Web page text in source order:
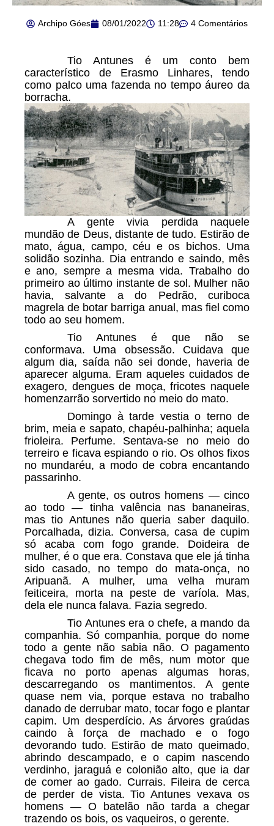
Archipo Góes 08/01/2022 11:28 4 Comentários
Tio Antunes é um conto bem
característico de Erasmo Linhares, tendo
como palco uma fazenda no tempo áureo da
borracha.
A gente vivia perdida naquele
mundão de Deus, distante de tudo. Estirão de
mato, água, campo, céu e os bichos. Uma
solidão sozinha. Dia entrando e saindo, mês
e ano, sempre a mesma vida. Trabalho do
primeiro ao último instante de sol. Mulher não
havia, salvante a do Pedrão, curiboca
magrela de botar barriga anual, mas fiel como
todo ao seu homem.
Tio Antunes é que não se
conformava. Uma obsessão. Cuidava que
algum dia, saída não sei donde, haveria de
aparecer alguma. Eram aqueles cuidados de
exagero, dengues de moça, fricotes naquele
homenzarrão sorvertido no meio do mato.
Domingo à tarde vestia o terno de
brim, meia e sapato, chapéu-palhinha; aquela
frioleira. Perfume. Sentava-se no meio do
terreiro e ficava espiando o rio. Os olhos fixos
no mundaréu, a modo de cobra encantando
passarinho.
A gente, os outros homens — cinco
ao todo — tinha valência nas bananeiras,
mas tio Antunes não queria saber daquilo.
Porcalhada, dizia. Conversa, casa de cupim
só acaba com fogo grande. Doideira de
mulher, é o que era. Constava que ele já tinha
sido casado, no tempo do mata-onça, no
Aripuanã. A mulher, uma velha muram
feiticeira, morta na peste de varíola. Mas,
dela ele nunca falava. Fazia segredo.
Tio Antunes era o chefe, a mando da
companhia. Só companhia, porque do nome
todo a gente não sabia não. O pagamento
chegava todo fim de mês, num motor que
ficava no porto apenas algumas horas,
descarregando os mantimentos. A gente
quase nem via, porque estava no trabalho
danado de derrubar mato, tocar fogo e plantar
capim. Um desperdício. As árvores graúdas
caindo à força de machado e o fogo
devorando tudo. Estirão de mato queimado,
abrindo descampado, e o capim nascendo
verdinho, jaraguá e colonião alto, que ia dar
de comer ao gado. Currais. Fileira de cerca
de perder de vista. Tio Antunes vexava os
homens — O batelão não tarda a chegar
trazendo os bois, os vaqueiros, o gerente.